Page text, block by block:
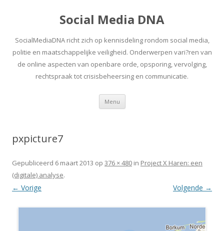
Social Media DNA
SocialMediaDNA richt zich op kennisdeling rondom social media,
politie en maatschappelijke veiligheid. Onderwerpen vari?ren van
de online aspecten van openbare orde, opsporing, vervolging,
rechtspraak tot crisisbeheersing en communicatie.
Menu Spring
inhoud
pxpicture7
Gepubliceerd 6 maart 2013 op 376 × 480 in Project X Haren: een
(digitale) analyse.
← Vorige Volgende →